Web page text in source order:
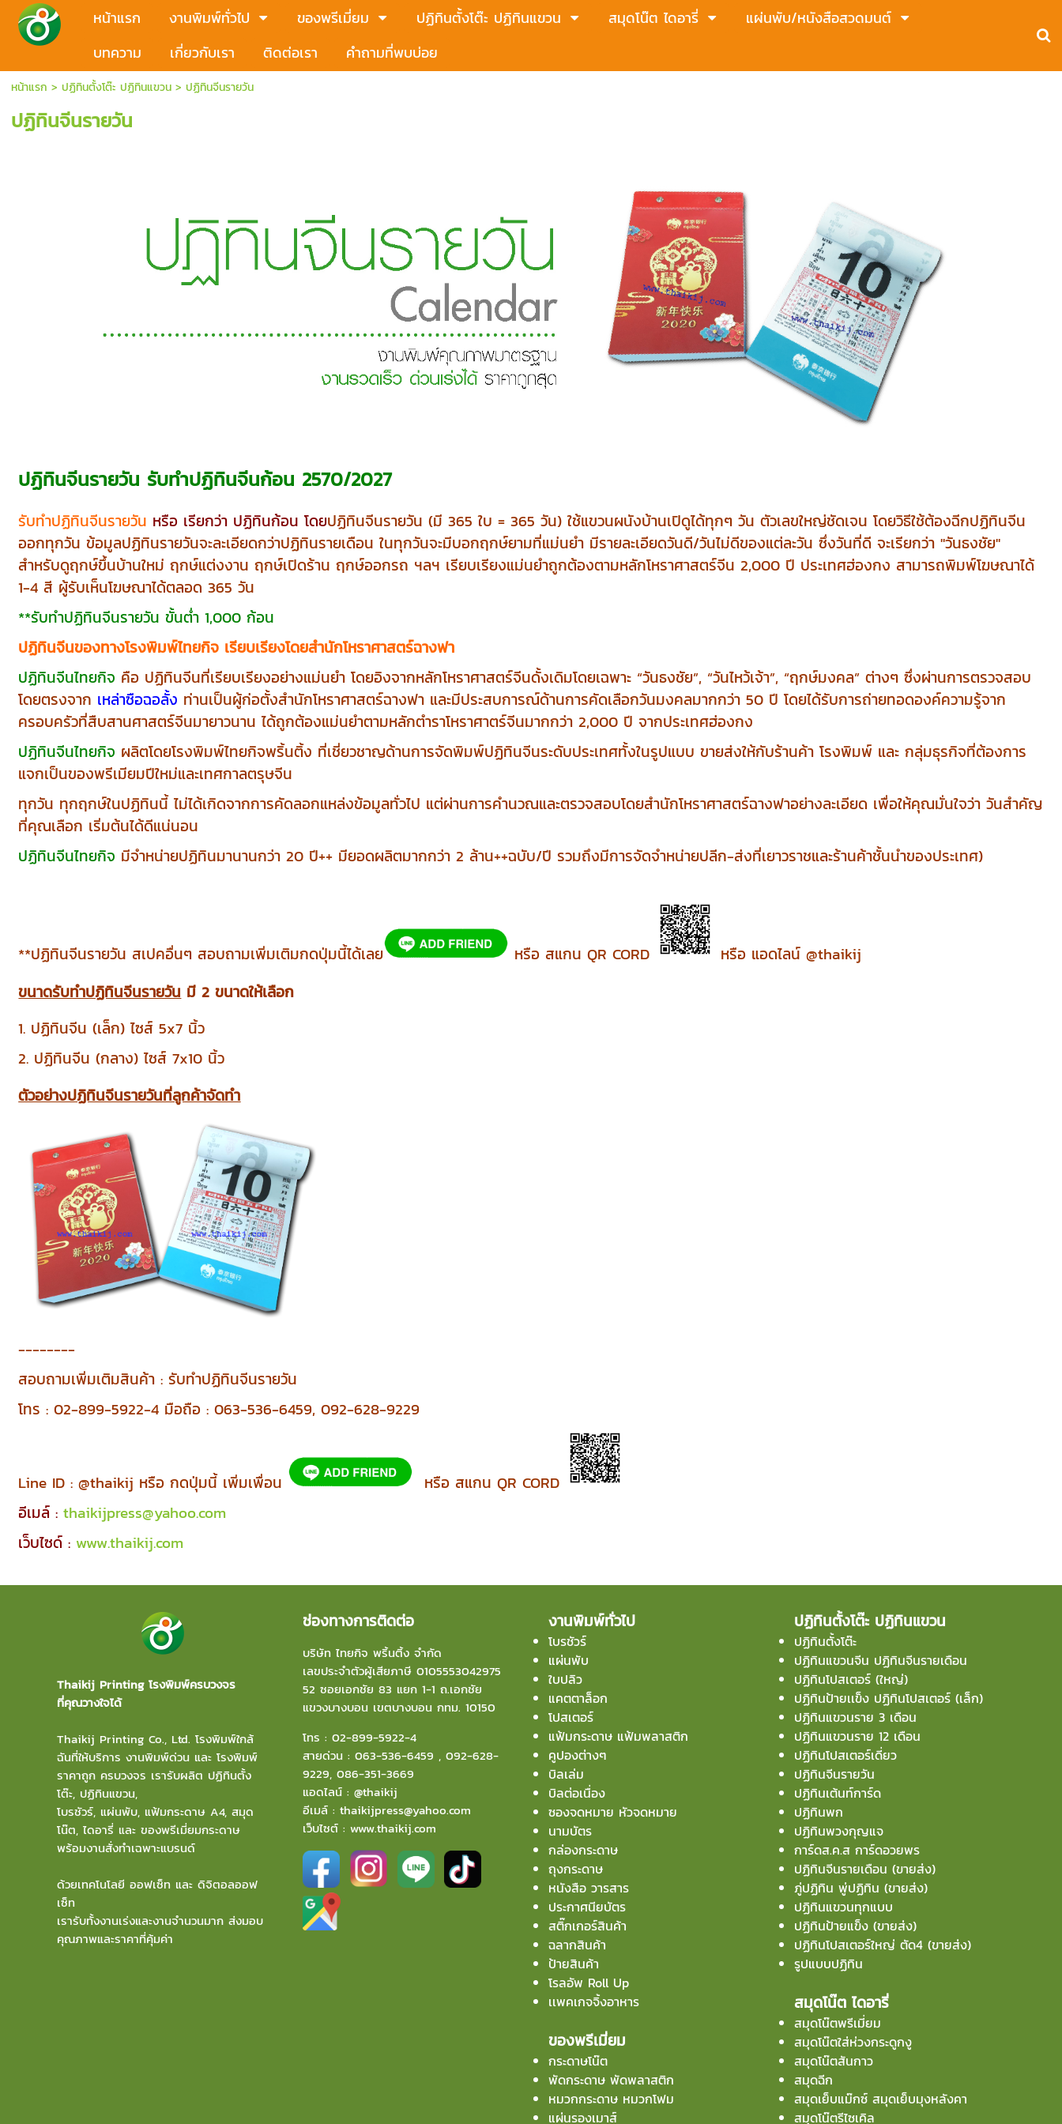
หน้าแรก งานพิมพ์ทั่วไป ของพรีเมี่ยม ปฏิทินตั้งโต๊ะ ปฏิทินแขวน สมุดโน๊ต ไดอารี่
แผ่นพับ/หนังสือสวดมนต์
บทความ
เกี่ยวกับเรา ติดต่อเรา คำถามที่พบบ่อย
หน้าแรก > ปฏิทินตั้งโต๊ะ ปฏิทินแขวน> ปฏิทินจีนรายวัน
ปฏิทินจีนรายวัน
ปฏิทินจีนรายวัน รับทำปฏิทินจีนก้อน 2570/2027
รับทำปฏิทินจีนรายวัน หรือ เรียกว่า ปฏิทินก้อน โดยปฏิทินจีนรายวัน (มี 365 ใบ = 365 วัน) ใช้แขวนผนังบ้านเปิดูได้ทุกๆ วัน ตัวเลขใหญ่ชัดเจน โดยวิธีใช้ต้องฉีกปฏิทินจีน
ออกทุกวัน ข้อมูลปฏิทินรายวันจะละเอียดกว่าปฏิทินรายเดือน ในทุกวันจะมีบอกฤกษ์ยามที่แม่นยำ มีรายละเอียดวันดี/วันไม่ดีของแต่ละวัน ซึ่งวันที่ดี จะเรียกว่า "วันธงชัย"
สำหรับดูฤกษ์ขึ้นบ้านใหม่ ฤกษ์แต่งงาน ฤกษ์เปิดร้าน ฤกษ์ออกรถ ฯลฯ เรียบเรียงแม่นยำถูกต้องตามหลักโหราศาสตร์จีน 2,000 ปี ประเทศฮ่องกง สามารถพิมพ์โฆษณาได้
1-4 สี ผู้รับเห็นโฆษณาได้ตลอด 365 วัน
**รับทำปฏิทินจีนรายวัน ขั้นต่ำ 1,000 ก้อน
ปฏิทินจีนของทางโรงพิมพ์ไทยกิจ เรียบเรียงโดยสำนักโหราศาสตร์ฉางฟา
ปฏิทินจีนไทยกิจ คือ ปฏิทินจีนที่เรียบเรียงอย่างแม่นยำ โดยอิงจากหลักโหราศาสตร์จีนดั้งเดิมโดยเฉพาะ “วันธงชัย”, “วันไหว้เจ้า”, “ฤกษ์มงคล” ต่างๆ ซึ่งผ่านการตรวจสอบ
โดยตรงจาก เหล่าซือฉอลั้ง ท่านเป็นผู้ก่อตั้งสำนักโหราศาสตร์ฉางฟา และมีประสบการณ์ด้านการคัดเลือกวันมงคลมากกว่า 50 ปี โดยได้รับการถ่ายทอดองค์ความรู้จาก
ครอบครัวที่สืบสานศาสตร์จีนมายาวนาน ได้ถูกต้องแม่นยำตามหลักตำราโหราศาตร์จีนมากกว่า 2,000 ปี จากประเทศฮ่องกง
ปฏิทินจีนไทยกิจ ผลิตโดยโรงพิมพ์ไทยกิจพริ้นติ้ง ที่เชี่ยวชาญด้านการจัดพิมพ์ปฏิทินจีนระดับประเทศทั้งในรูปแบบ ขายส่งให้กับร้านค้า โรงพิมพ์ และ กลุ่มธุรกิจที่ต้องการ
แจกเป็นของพรีเมียมปีใหม่และเทศกาลตรุษจีน
ทุกวัน ทุกฤกษ์ในปฏิทินนี้ ไม่ได้เกิดจากการคัดลอกแหล่งข้อมูลทั่วไป แต่ผ่านการคำนวณและตรวจสอบโดยสำนักโหราศาสตร์ฉางฟาอย่างละเอียด เพื่อให้คุณมั่นใจว่า วันสำคัญ
ที่คุณเลือก เริ่มต้นได้ดีแน่นอน
ปฏิทินจีนไทยกิจ มีจำหน่ายปฏิทินมานานกว่า 20 ปี++ มียอดผลิตมากกว่า 2 ล้าน++ฉบับ/ปี รวมถึงมีการจัดจำหน่ายปลีก-ส่งที่เยาวราชและร้านค้าชั้นนำของประเทศ)
**ปฏิทินจีนรายวัน สเปคอื่นๆ สอบถามเพิ่มเติมกดปุ่มนี้ได้เลย หรือ สแกน QR CORD
หรือ แอดไลน์ @thaikij
ขนาดรับทำปฏิทินจีนรายวัน มี 2 ขนาดให้เลือก
1. ปฏิทินจีน (เล็ก) ไซส์ 5x7 นิ้ว
2. ปฏิทินจีน (กลาง) ไซส์ 7x10 นิ้ว
ตัวอย่างปฏิทินจีนรายวันที่ลูกค้าจัดทำ
--------
สอบถามเพิ่มเติมสินค้า : รับทำปฏิทินจีนรายวัน
โทร : 02-899-5922-4 มือถือ : 063-536-6459, 092-628-9229
Line ID : @thaikij หรือ กดปุ่มนี้ เพิ่มเพื่อน
หรือ สแกน QR CORD
อีเมล์ :thaikijpress@yahoo.com
เว็บไซด์ : www.thaikij.com
Thaikij Printing โรงพิมพ์ครบวงจร
ที่คุณวางใจได้
Thaikij Printing Co., Ltd.โรงพิมพ์ใกล้
ฉันที่ให้บริการ งานพิมพ์ด่วน และ โรงพิมพ์
ราคาถูก ครบวงจร เรารับผลิต ปฏิทินตั้ง
โต๊ะ, ปฏิทินแขวน,
โบรชัวร์, แผ่นพับ, แฟ้มกระดาษ A4, สมุด
โน๊ต, ไดอารี่ และ ของพรีเมี่ยมกระดาษ
พร้อมงานสั่งทำเฉพาะแบรนด์
ด้วยเทคโนโลยี ออฟเซ็ท และ ดิจิตอลออฟ
เซ็ท
เรารับทั้งงานเร่งและงานจำนวนมาก ส่งมอบ
คุณภาพและราคาที่คุ้มค่า
ช่องทางการติดต่อ
บริษัท ไทยกิจ พริ้นติ้ง จำกัด
เลขประจำตัวผู้เสียภาษี 0105553042975
52 ซอยเอกชัย 83 แยก 1-1 ถ.เอกชัย
แขวงบางบอน เขตบางบอน กทม. 10150
โทร :02-899-5922-4
สายด่วน :063-536-6459 ,092-628-
9229,086-351-3669
แอดไลน์ :@thaikij
อีเมล์ :thaikijpress@yahoo.com
เว็บไซต์ :www.thaikij.com
งานพิมพ์ทั่วไป
โบรชัวร์
แผ่นพับ
ใบปลิว
แคตตาล็อก
โปสเตอร์
แฟ้มกระดาษ แฟ้มพลาสติก
คูปองต่างๆ
บิลเล่ม
บิลต่อเนื่อง
ซองจดหมาย หัวจดหมาย
นามบัตร
กล่องกระดาษ
ถุงกระดาษ
หนังสือ วารสาร
ประกาศนียบัตร
สติ๊กเกอร์สินค้า
ฉลากสินค้า
ป้ายสินค้า
โรลอัพ Roll Up
เเพคเกจจิ้งอาหาร
ของพรีเมี่ยม
กระดาษโน๊ต
พัดกระดาษ พัดพลาสติก
หมวกกระดาษ หมวกโฟม
แผ่นรองเมาส์
ปฏิทินตั้งโต๊ะ ปฏิทินแขวน
ปฏิทินตั้งโต๊ะ
ปฏิทินแขวนจีน ปฏิทินจีนรายเดือน
ปฏิทินโปสเตอร์ (ใหญ่)
ปฏิทินป้ายเเข็ง ปฏิทินโปสเตอร์ (เล็ก)
ปฏิทินแขวนราย 3 เดือน
ปฏิทินแขวนราย 12 เดือน
ปฏิทินโปสเตอร์เดี่ยว
ปฏิทินจีนรายวัน
ปฏิทินเต้นท์การ์ด
ปฏิทินพก
ปฏิทินพวงกุญแจ
การ์ดส.ค.ส การ์ดอวยพร
ปฏิทินจีนรายเดือน (ขายส่ง)
ภู่ปฏิทิน พู่ปฏิทิน (ขายส่ง)
ปฏิทินแขวนทุกแบบ
ปฏิทินป้ายแข็ง (ขายส่ง)
ปฏิทินโปสเตอร์ใหญ่ ตัด4 (ขายส่ง)
รูปแบบปฏิทิน
สมุดโน๊ต ไดอารี่
สมุดโน๊ตพรีเมี่ยม
สมุดโน๊ตใส่ห่วงกระดูกงู
สมุดโน๊ตสันกาว
สมุดฉีก
สมุดเย็บแม๊กซ์ สมุดเย็บมุงหลังคา
สมุดโน๊ตรีไซเคิล